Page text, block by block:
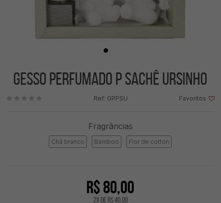
Gesso perfumado p sachê ursinho
Ref: GPPSU Favoritos
Fragrâncias
Chá branco Bamboo Flor de cotton
R$ 80,00
2x de R$ 40,00